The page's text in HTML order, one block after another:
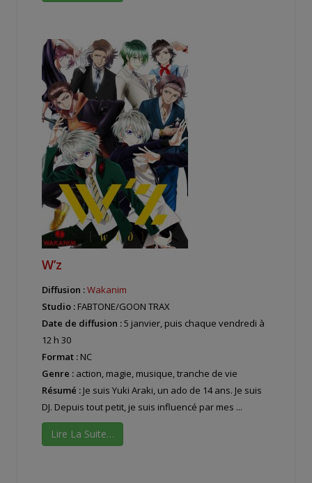
W’z
Diffusion :Wakanim
Studio : FABTONE/GOON TRAX
Date de diffusion :5 janvier, puis chaque vendredi à
12 h 30
Format : NC
Genre : action, magie, musique, tranche de vie
Résumé : Je suis Yuki Araki, un ado de 14 ans. Je suis
DJ. Depuis tout petit, je suis influencé par mes ...
Lire La Suite…